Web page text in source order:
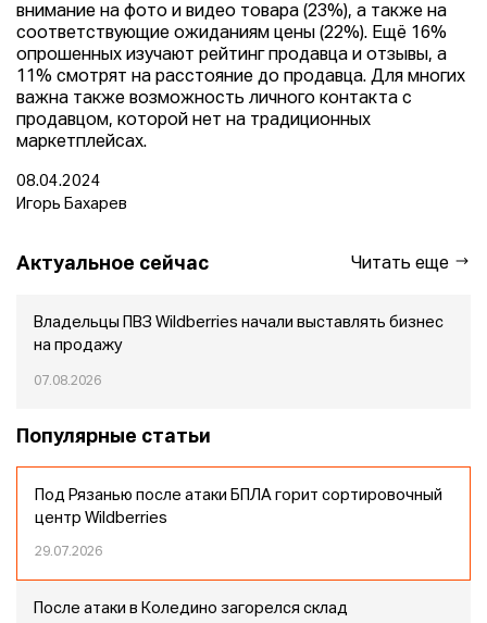
внимание на фото и видео товара (23%), а также на
соответствующие ожиданиям цены (22%). Ещё 16%
опрошенных изучают рейтинг продавца и отзывы, а
11% смотрят на расстояние до продавца. Для многих
важна также возможность личного контакта с
продавцом, которой нет на традиционных
маркетплейсах.
08.04.2024
Игорь Бахарев
Актуальное сейчас Читать еще
Владельцы ПВЗ Wildberries начали выставлять бизнес
на продажу
07.08.2026
Популярные статьи
Под Рязанью после атаки БПЛА горит сортировочный
центр Wildberries
29.07.2026
После атаки в Коледино загорелся склад